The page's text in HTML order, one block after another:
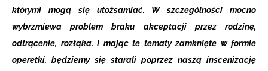
którymi mogą się utożsamiać. W szczególności mocno
wybrzmiewa problem braku akceptacji przez rodzinę,
odtrącenie, rozłąka. I mając te tematy zamknięte w formie
operetki, będziemy się starali poprzez naszą inscenizację